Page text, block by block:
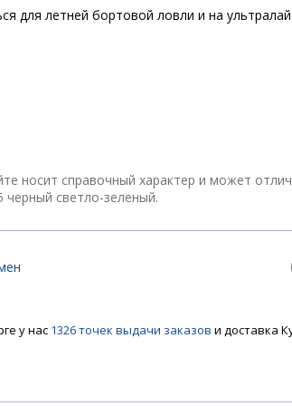
для летней бортовой ловли и на
носит справочный характер и может
светло-зеленый.
у нас 1326 точек выдачи заказов и доставка